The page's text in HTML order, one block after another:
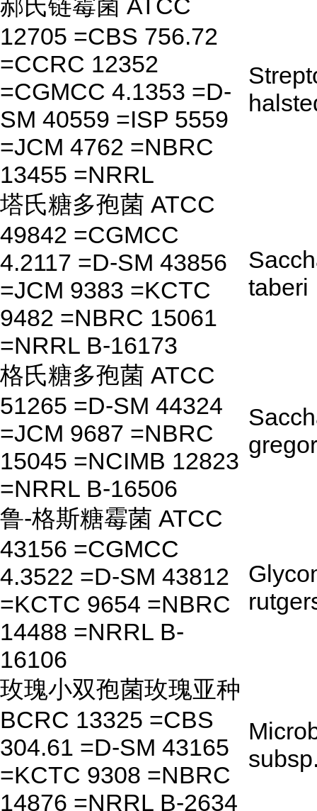
郝氏链霉菌 ATCC
12705 =CBS 756.72
=CCRC 12352
=CGMCC 4.1353 =D-
SM 40559 =ISP 5559
=JCM 4762 =NBRC
13455 =NRRL
塔氏糖多孢菌 ATCC
49842 =CGMCC
4.2117 =D-SM 43856
=JCM 9383 =KCTC
9482 =NBRC 15061
=NRRL B-16173
taberi
格氏糖多孢菌 ATCC
51265 =D-SM 44324
=JCM 9687 =NBRC
15045 =NCIMB 12823
=NRRL B-16506
鲁-格斯糖霉菌 ATCC
43156 =CGMCC
4.3522 =D-SM 43812
=KCTC 9654 =NBRC
14488 =NRRL B-
16106
玫瑰小双孢菌玫瑰亚种
BCRC 13325 =CBS
304.61 =D-SM 43165
=KCTC 9308 =NBRC
14876 =NRRL B-2634